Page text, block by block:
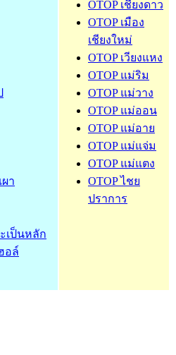
OTOP เชียงดาว
OTOP เมือง
เชียงใหม่
OTOP เวียงแหง
OTOP แม่ริม
OTOP แม่วาง
OTOP แม่ออน
OTOP แม่อาย
OTOP แม่แจ่ม
OTOP แม่แตง
OTOP ไชย
ปราการ
า
เป็นหลัก
อล์